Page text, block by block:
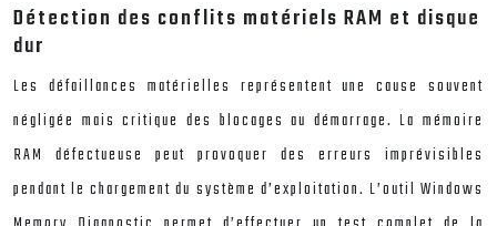
Détection des conflits matériels RAM et disque
dur
Les défaillances matérielles représentent une cause souvent
négligée mais critique des blocages au démarrage. La mémoire
RAM défectueuse peut provoquer des erreurs imprévisibles
pendant le chargement du système d’exploitation. L’outil Windows